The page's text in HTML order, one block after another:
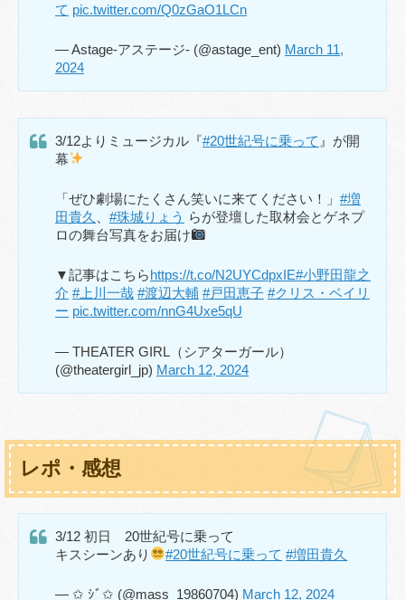
て pic.twitter.com/Q0zGaO1LCn
— Astage-アステージ- (@astage_ent) March 11,
2024
3/12よりミュージカル『#20世紀号に乗って 』が開
幕
「ぜひ劇場にたくさん笑いに来てください！」 #増
田貴久
#珠城りょう らが登壇した取材会とゲネプ
ロの舞台写真をお届け
▼記事はこちらhttps://t.co/N2UYCdpxIE#小野田龍之
介 #上川一哉 #渡辺大輔 #戸田恵子 #クリス・ベイリ
ー pic.twitter.com/nnG4Uxe5qU
— THEATER GIRL（シアターガール）
(@theatergirl_jp) March 12, 2024
レポ・感想
3/12 初日 20世紀号に乗って
キスシーンあり
#20世紀号に乗って #増田貴久
— ✩ ｼﾞ✩ (@mass_19860704) March 12, 2024